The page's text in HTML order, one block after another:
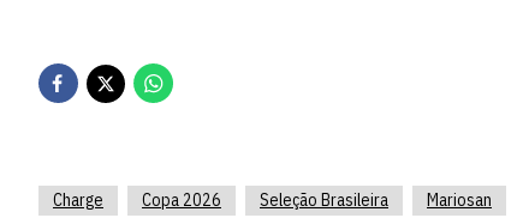
Charge Copa 2026 Seleção Brasileira Mariosan